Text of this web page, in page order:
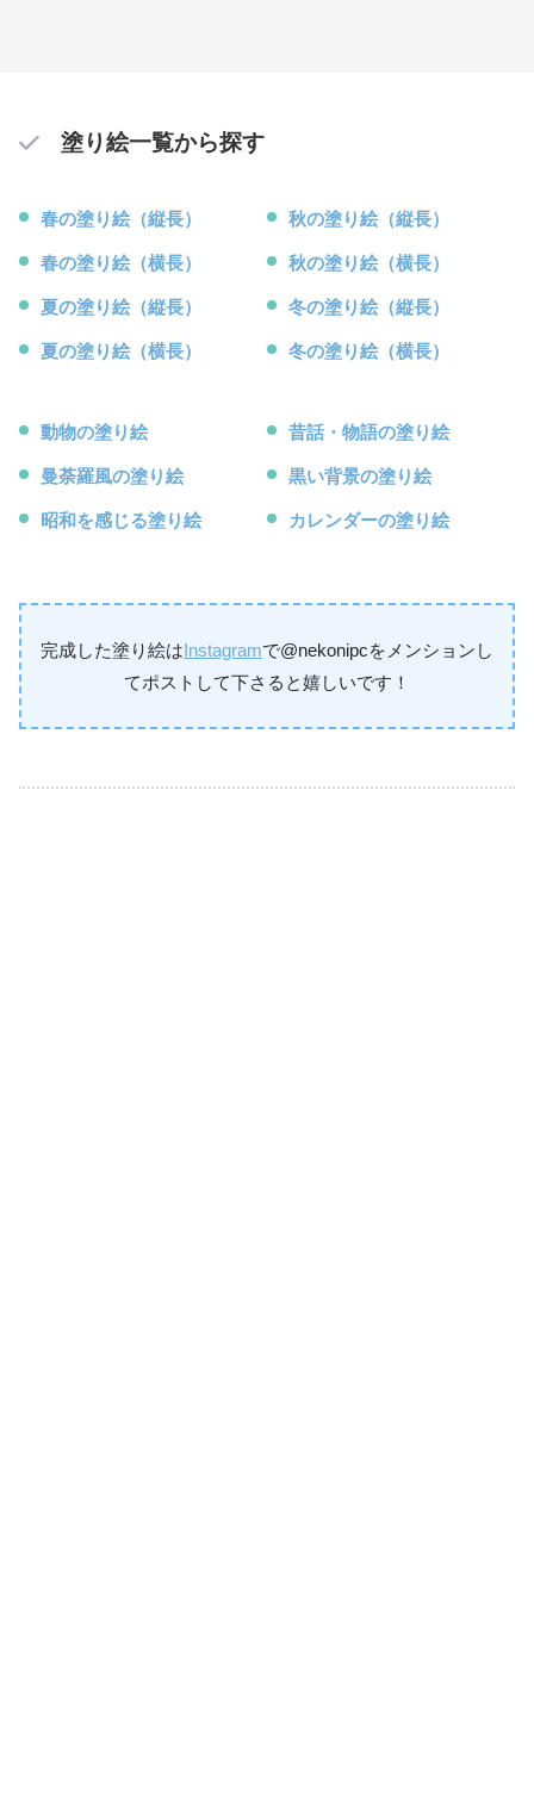
塗り絵一覧から探す
春の塗り絵（縦長）
春の塗り絵（横長）
夏の塗り絵（縦長）
夏の塗り絵（横長）
秋の塗り絵（縦長）
秋の塗り絵（横長）
冬の塗り絵（縦長）
冬の塗り絵（横長）
動物の塗り絵
曼荼羅風の塗り絵
昭和を感じる塗り絵
昔話・物語の塗り絵
黒い背景の塗り絵
カレンダーの塗り絵
完成した塗り絵はInstagramで@nekonipcをメンションし
てポストして下さると嬉しいです！